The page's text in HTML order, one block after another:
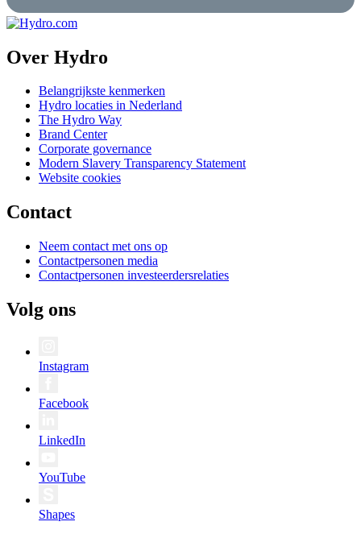
Over Hydro
Belangrijkste kenmerken
Hydro locaties in Nederland
The Hydro Way
Brand Center
Corporate governance
Modern Slavery Transparency Statement
Website cookies
Contact
Neem contact met ons op
Contactpersonen media
Contactpersonen investeerdersrelaties
Volg ons
Instagram
Facebook
LinkedIn
YouTube
Shapes